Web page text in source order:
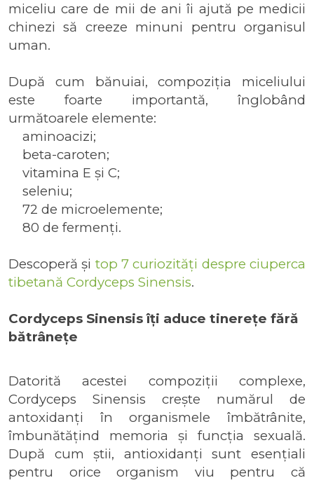
miceliu care de mii de ani îi ajută pe medicii
chinezi să creeze minuni pentru organisul
uman.
După cum bănuiai, compoziția miceliului
este foarte importantă, înglobând
următoarele elemente:
aminoacizi;
beta-caroten;
vitamina E și C;
seleniu;
72 de microelemente;
80 de fermenți.
Descoperă și top 7 curiozități despre ciuperca
tibetană Cordyceps Sinensis.
Cordyceps Sinensis îți aduce tinerețe fără
bătrânețe
Datorită acestei compoziții complexe,
Cordyceps Sinensis crește numărul de
antoxidanți în organismele îmbătrânite,
îmbunătățind memoria și funcția sexuală.
După cum știi, antioxidanți sunt esențiali
pentru orice organism viu pentru că